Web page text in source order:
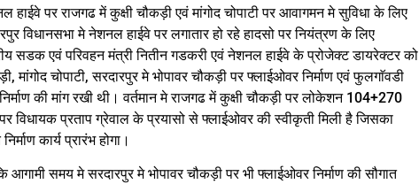
हाईवे पर राजगढ में कुक्षी चौकड़ी एवं मांगोद चोपाटी पर आवागमन मे सुविधा के लिए
विधानसभा मे नेशनल हाईवे पर लगातार हो रहे हादसो पर नियंत्रण के लिए
सडक एवं परिवहन मंत्री नितीन गडकरी एवं नेशनल हाईवे के प्रोजेक्ट डायरेक्टर को
मांगोद चोपाटी, सरदारपुर मे भोपावर चौकड़ी पर फ्लाईओवर निर्माण एवं फुलगाॅवडी
निर्माण की मांग रखी थी। वर्तमान मे राजगढ में कुक्षी चौकड़ी पर लोकेशन 104+270
विधायक प्रताप ग्रेवाल के प्रयासो से फ्लाईओवर की स्वीकृती मिली है जिसका
कार्य प्रारंभ होगा।
आगामी समय मे सरदारपुर मे भोपावर चौकड़ी पर भी फ्लाईओवर निर्माण की सौगात